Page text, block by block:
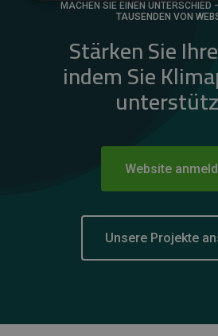
MACHEN SIE EINEN UNTERSCHIED
TAUSENDEN VON
Stärken Sie
indem Sie
Website
Unsere Projekte